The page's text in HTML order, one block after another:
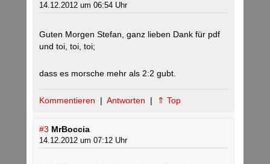
14.12.2012 um 06:54 Uhr
Guten Morgen Stefan, ganz lieben Dank für pdf
und toi, toi, toi;
dass es morsche mehr als 2:2 gubt.
Kommentieren | Antworten | ⇑ Top
#3 MrBoccia
14.12.2012 um 07:12 Uhr